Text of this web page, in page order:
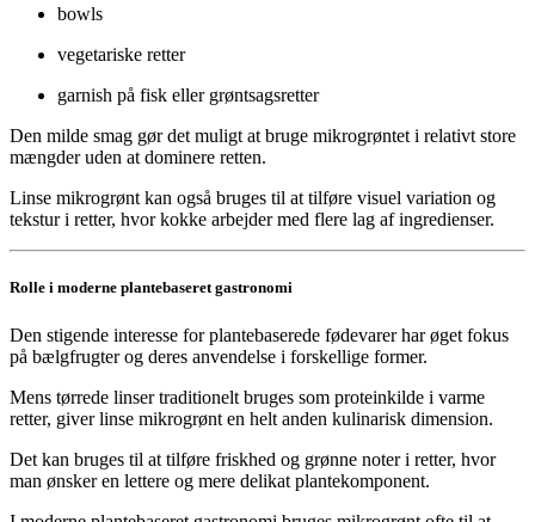
bowls
vegetariske retter
garnish på fisk eller grøntsagsretter
Den milde smag gør det muligt at bruge mikrogrøntet i relativt store
mængder uden at dominere retten.
Linse mikrogrønt kan også bruges til at tilføre visuel variation og
tekstur i retter, hvor kokke arbejder med flere lag af ingredienser.
Rolle i moderne plantebaseret gastronomi
Den stigende interesse for plantebaserede fødevarer har øget fokus
på bælgfrugter og deres anvendelse i forskellige former.
Mens tørrede linser traditionelt bruges som proteinkilde i varme
retter, giver linse mikrogrønt en helt anden kulinarisk dimension.
Det kan bruges til at tilføre friskhed og grønne noter i retter, hvor
man ønsker en lettere og mere delikat plantekomponent.